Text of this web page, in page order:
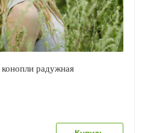
конопли радужная